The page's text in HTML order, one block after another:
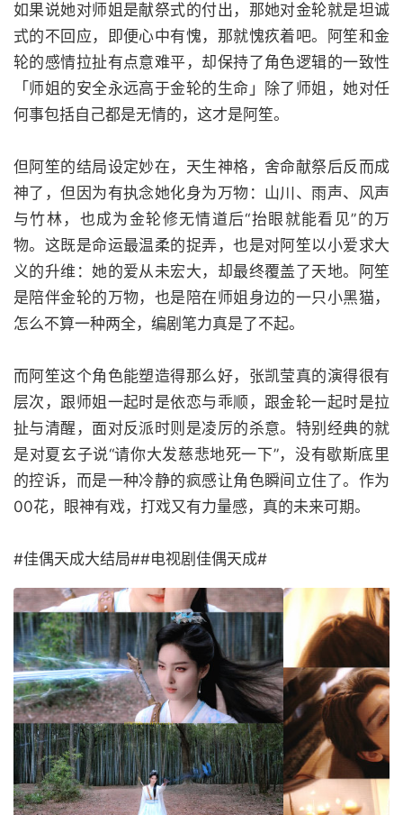
如果说她对师姐是献祭式的付出，那她对金轮就是坦诚
式的不回应，即便心中有愧，那就愧疚着吧。阿笙和金
轮的感情拉扯有点意难平，却保持了角色逻辑的一致性
「师姐的安全永远高于金轮的生命」除了师姐，她对任
何事包括自己都是无情的，这才是阿笙。
但阿笙的结局设定妙在，天生神格，舍命献祭后反而成
神了，但因为有执念她化身为万物：山川、雨声、风声
与竹林，也成为金轮修无情道后“抬眼就能看见”的万
物。这既是命运最温柔的捉弄，也是对阿笙以小爱求大
义的升维：她的爱从未宏大，却最终覆盖了天地。阿笙
是陪伴金轮的万物，也是陪在师姐身边的一只小黑猫，
怎么不算一种两全，编剧笔力真是了不起。
而阿笙这个角色能塑造得那么好，张凯莹真的演得很有
层次，跟师姐一起时是依恋与乖顺，跟金轮一起时是拉
扯与清醒，面对反派时则是凌厉的杀意。特别经典的就
是对夏玄子说“请你大发慈悲地死一下”，没有歇斯底里
的控诉，而是一种冷静的疯感让角色瞬间立住了。作为
00花，眼神有戏，打戏又有力量感，真的未来可期。
#佳偶天成大结局##电视剧佳偶天成#